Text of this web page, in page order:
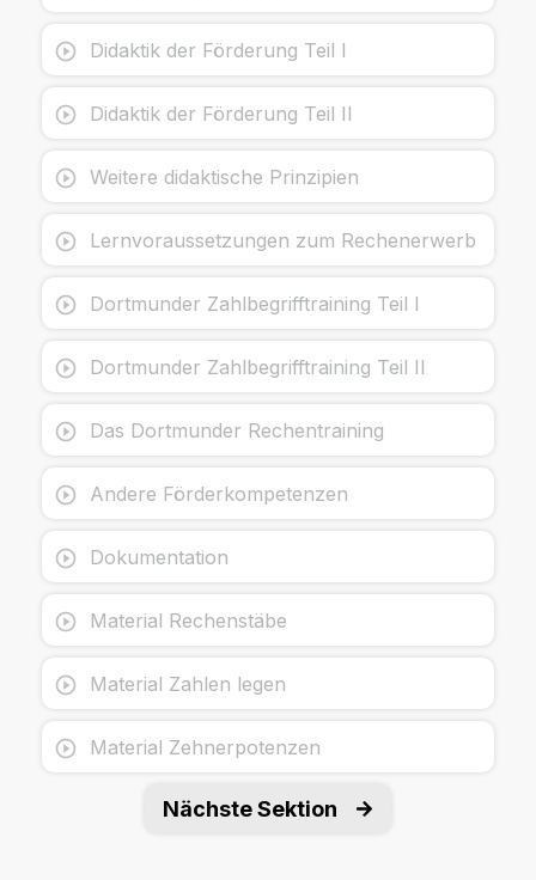
Didaktik der Förderung Teil I
Didaktik der Förderung Teil II
Weitere didaktische Prinzipien
Lernvoraussetzungen zum Rechenerwerb
Dortmunder Zahlbegrifftraining Teil I
Dortmunder Zahlbegrifftraining Teil II
Das Dortmunder Rechentraining
Andere Förderkompetenzen
Dokumentation
Material Rechenstäbe
Material Zahlen legen
Material Zehnerpotenzen
Nächste Sektion